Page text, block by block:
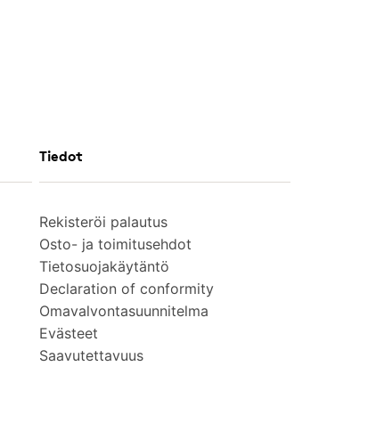
Tiedot
Rekisteröi palautus
Osto- ja toimitusehdot
Tietosuojakäytäntö
Declaration of conformity
Omavalvontasuunnitelma
Evästeet
Saavutettavuus